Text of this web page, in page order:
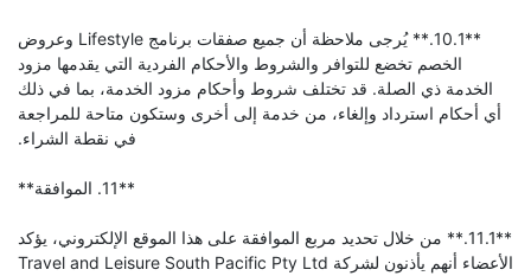
**10.1.** يُرجى ملاحظة أن جميع صفقات برنامج Lifestyle وعروض
الخصم تخضع للتوافر والشروط والأحكام الفردية التي يقدمها مزود
الخدمة ذي الصلة. قد تختلف شروط وأحكام مزود الخدمة، بما في ذلك
أي أحكام استرداد وإلغاء، من خدمة إلى أخرى وستكون متاحة للمراجعة
في نقطة الشراء.
**11. الموافقة**
**11.1.** من خلال تحديد مربع الموافقة على هذا الموقع الإلكتروني، يؤكد
الأعضاء أنهم يأذنون لشركة Travel and Leisure South Pacific Pty Ltd